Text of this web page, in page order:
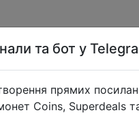
та бот у
прямих
Coins, Superdeals